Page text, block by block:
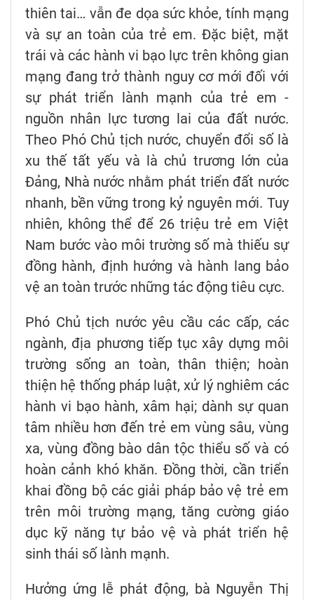
thiên tai… vẫn đe dọa sức khỏe, tính mạng
và sự an toàn của trẻ em. Đặc biệt, mặt
trái và các hành vi bạo lực trên không gian
mạng đang trở thành nguy cơ mới đối với
sự phát triển lành mạnh của trẻ em -
nguồn nhân lực tương lai của đất nước.
Theo Phó Chủ tịch nước, chuyển đổi số là
xu thế tất yếu và là chủ trương lớn của
Đảng, Nhà nước nhằm phát triển đất nước
nhanh, bền vững trong kỷ nguyên mới. Tuy
nhiên, không thể để 26 triệu trẻ em Việt
Nam bước vào môi trường số mà thiếu sự
đồng hành, định hướng và hành lang bảo
vệ an toàn trước những tác động tiêu cực.
Phó Chủ tịch nước yêu cầu các cấp, các
ngành, địa phương tiếp tục xây dựng môi
trường sống an toàn, thân thiện; hoàn
thiện hệ thống pháp luật, xử lý nghiêm các
hành vi bạo hành, xâm hại; dành sự quan
tâm nhiều hơn đến trẻ em vùng sâu, vùng
xa, vùng đồng bào dân tộc thiểu số và có
hoàn cảnh khó khăn. Đồng thời, cần triển
khai đồng bộ các giải pháp bảo vệ trẻ em
trên môi trường mạng, tăng cường giáo
dục kỹ năng tự bảo vệ và phát triển hệ
sinh thái số lành mạnh.
Hưởng ứng lễ phát động, bà Nguyễn Thị